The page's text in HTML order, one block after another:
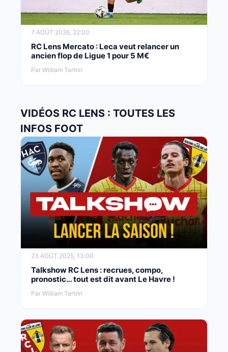
7 AOÛT 2026, 22:00
RC Lens Mercato : Leca veut relancer un
ancien flop de Ligue 1 pour 5 M€
Par William Tertrin
VIDÉOS RC LENS : TOUTES LES
INFOS FOOT
23 AOÛT 2025, 13:00
Talkshow RC Lens : recrues, compo,
pronostic… tout est dit avant Le Havre !
Par William Tertrin